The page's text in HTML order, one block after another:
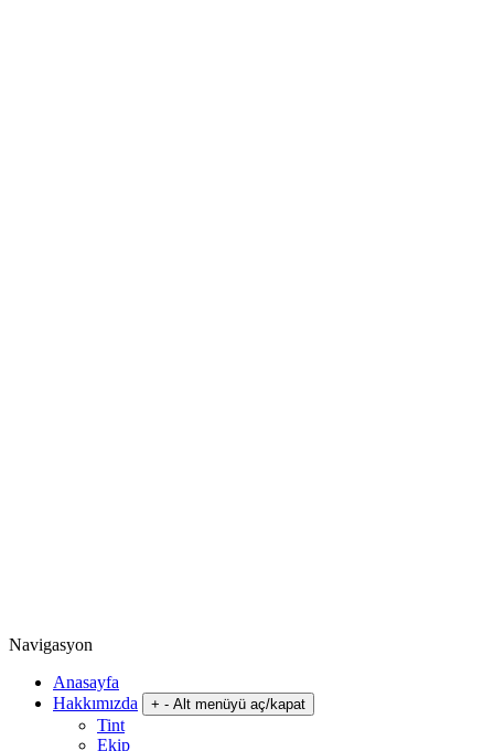
Navigasyon
Anasayfa
Hakkımızda
+ - Alt menüyü aç/kapat
Tint
Ekip